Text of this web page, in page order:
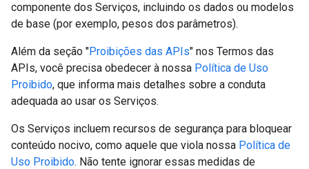
componente dos Serviços, incluindo os dados ou modelos
de base (por exemplo, pesos dos parâmetros).
Além da seção "Proibições das APIs" nos Termos das
APIs, você precisa obedecer à nossa Política de Uso
Proibido, que informa mais detalhes sobre a conduta
adequada ao usar os Serviços.
Os Serviços incluem recursos de segurança para bloquear
conteúdo nocivo, como aquele que viola nossa Política de
Uso Proibido. Não tente ignorar essas medidas de